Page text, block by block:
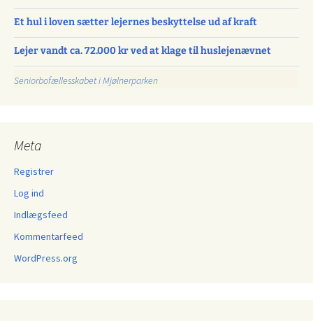
Et hul i loven sætter lejernes beskyttelse ud af kraft
Lejer vandt ca. 72.000 kr ved at klage til huslejenævnet
Seniorbofællesskabet i Mjølnerparken
Meta
Registrer
Log ind
Indlægsfeed
Kommentarfeed
WordPress.org